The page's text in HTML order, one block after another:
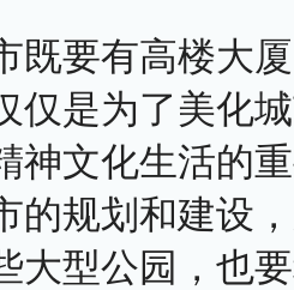
要有高楼大厦
仅是为了美化
神文化生活的
的规划和建设
大型公园，也